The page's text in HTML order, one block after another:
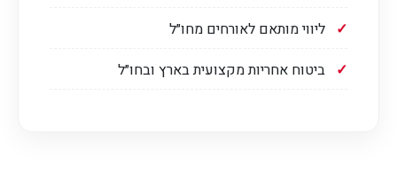
ליווי מותאם לאורחים מחו״ל
ביטוח אחריות מקצועית בארץ ובחו״ל